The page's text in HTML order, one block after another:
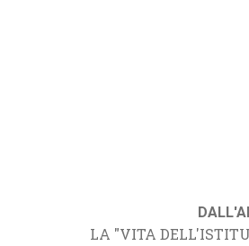
LA "VITA